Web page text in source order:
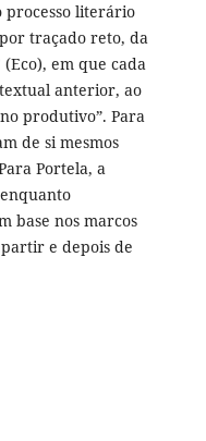
processo literário
traçado reto, da
(Eco), em que cada
anterior, ao
produtivo”. Para
de si mesmos
Portela, a
base nos marcos
e depois de